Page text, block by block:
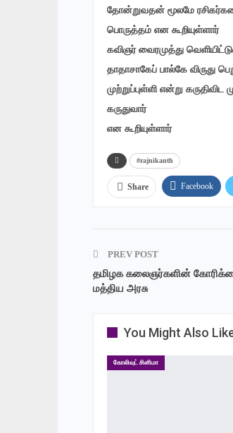
தோன்றுவதன் மூலமே ரசிகர்களை
பொருத்தம் என கூறியுள்ளார்
கவிஞர் வைரமுத்து
தாதாசாகேப் பால்கே விருது
முற்றுப்புள்ளி என்று
கருதுவார்
என கூறியுள்ளார்
#rajnikanth
Share Facebook
PREV POST
தமிழக கலைஞர்களின்
மத்திய அரசு
You Might Also
கோலிவுட் சினிமா